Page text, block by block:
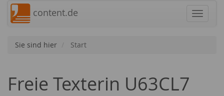
content.de
Sie sind hier Start
Freie Texterin U63CL7